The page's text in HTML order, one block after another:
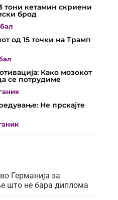
тони кетамин скриени
брод
од 15 точки на Трамп
Како мозокот
се потрудиме
Не прскајте
Германија за
што не бара диплома